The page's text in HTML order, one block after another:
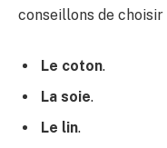
conseillons de choisir
Le coton.
La soie.
Le lin.